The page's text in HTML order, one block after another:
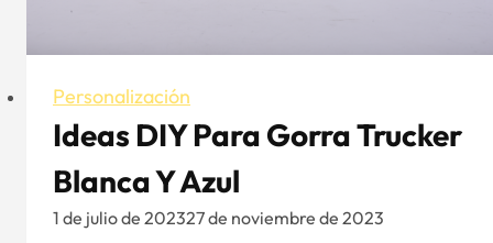
Personalización
Ideas DIY Para Gorra Trucker
Blanca Y Azul
1 de julio de 202327 de noviembre de 2023